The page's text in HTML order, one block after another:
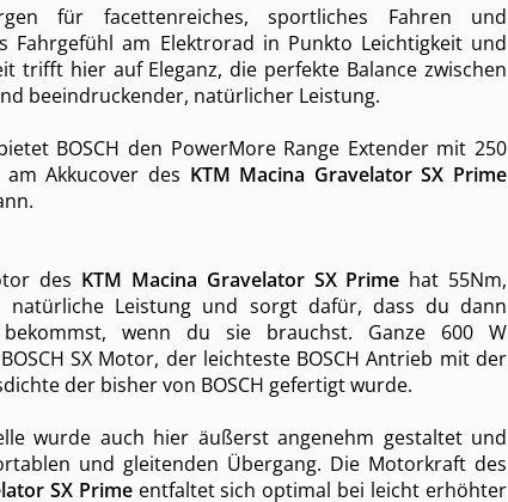
für facettenreiches, sportliches Fahren und
Fahrgefühl am Elektrorad in Punkto Leichtigkeit und
trifft hier auf Eleganz, die perfekte Balance zwischen
beeindruckender, natürlicher Leistung.
BOSCH den PowerMore Range Extender mit 250
Akkucover des KTM Macina Gravelator SX Prime
des KTM Macina Gravelator SX Prime hat 55Nm,
natürliche Leistung und sorgt dafür, dass du dann
bekommst, wenn du sie brauchst. Ganze 600 W
SX Motor, der leichteste BOSCH Antrieb mit der
der bisher von BOSCH gefertigt wurde.
wurde auch hier äußerst angenehm gestaltet und
und gleitenden Übergang. Die Motorkraft des
SX Primeentfaltet sich optimal bei leicht erhöhter